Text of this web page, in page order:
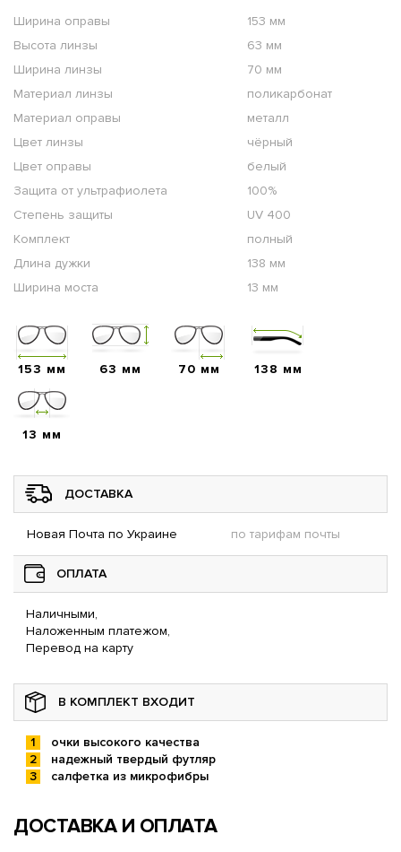
Ширина оправы
153 мм
Высота линзы
63 мм
Ширина линзы
70 мм
Материал линзы
поликарбонат
Материал оправы
металл
Цвет линзы
чёрный
Цвет оправы
белый
Защита от ультрафиолета
100%
Степень защиты
UV 400
Комплект
полный
Длина дужки
138 мм
Ширина моста
13 мм
153 мм 63 мм 70 мм 138 мм
13 мм
ДОСТАВКА
Новая Почта по Украине по тарифам почты
ОПЛАТА
Наличными,
Наложенным платежом,
Перевод на карту
В КОМПЛЕКТ ВХОДИТ
очки высокого качества
надежный твердый футляр
салфетка из микрофибры
ДОСТАВКА И ОПЛАТА